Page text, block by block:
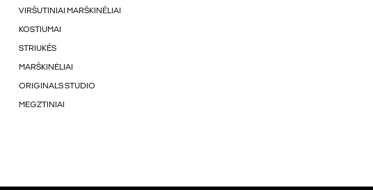
VIRŠUTINIAI MARŠKINÉLIAI
KOSTIUMAI
STRIUKÉS
MARŠKINĖLIAI
ORIGINALS STUDIO
MEGZTINIAI